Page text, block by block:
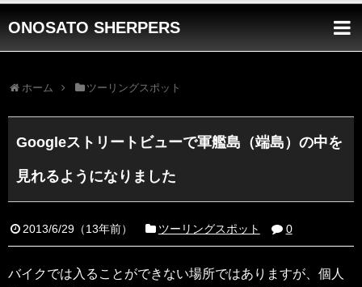
ONOSATO SHERPERS
ホーム ツーリングスポット
Googleストリートビューで軍艦島（端島）の中を
見れるようになりました
2013/6/29 （13年前） ツーリングスポット 0
バイクでは入ることができない場所ではありますが、個人